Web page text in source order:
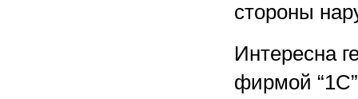
стороны
Интересна
фирмой